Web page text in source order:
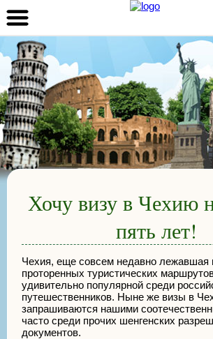
Хочу визу в Чехию
пять лет!
Чехия, еще совсем недавно лежавшая
проторенных туристических
удивительно популярной среди
путешественников. Ныне же визы в
запрашиваются нашими
часто среди прочих шенгенских
документов.